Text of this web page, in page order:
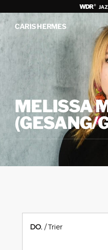
CARIS HERMES
MELISSA
(GESANG/
DO. Trier